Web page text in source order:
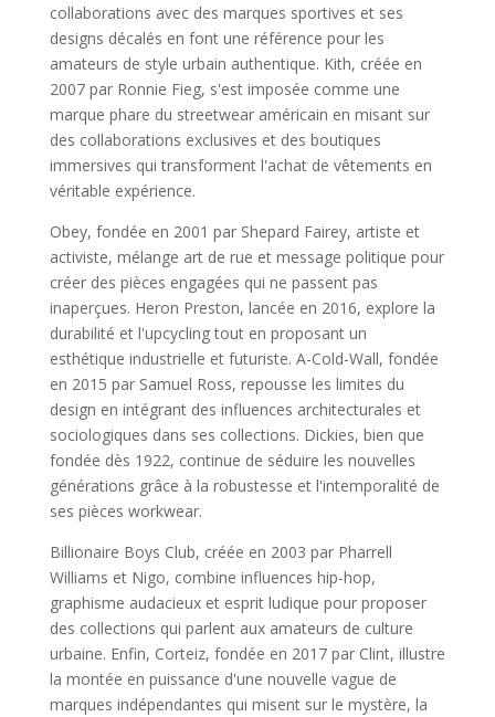
collaborations avec des marques sportives et ses
designs décalés en font une référence pour les
amateurs de style urbain authentique. Kith, créée en
2007 par Ronnie Fieg, s'est imposée comme une
marque phare du streetwear américain en misant sur
des collaborations exclusives et des boutiques
immersives qui transforment l'achat de vêtements en
véritable expérience.
Obey, fondée en 2001 par Shepard Fairey, artiste et
activiste, mélange art de rue et message politique pour
créer des pièces engagées qui ne passent pas
inaperçues. Heron Preston, lancée en 2016, explore la
durabilité et l'upcycling tout en proposant un
esthétique industrielle et futuriste. A-Cold-Wall, fondée
en 2015 par Samuel Ross, repousse les limites du
design en intégrant des influences architecturales et
sociologiques dans ses collections. Dickies, bien que
fondée dès 1922, continue de séduire les nouvelles
générations grâce à la robustesse et l'intemporalité de
ses pièces workwear.
Billionaire Boys Club, créée en 2003 par Pharrell
Williams et Nigo, combine influences hip-hop,
graphisme audacieux et esprit ludique pour proposer
des collections qui parlent aux amateurs de culture
urbaine. Enfin, Corteiz, fondée en 2017 par Clint, illustre
la montée en puissance d'une nouvelle vague de
marques indépendantes qui misent sur le mystère, la